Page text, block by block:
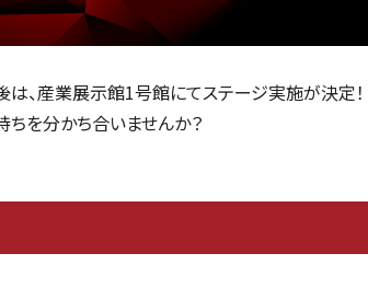
、産業展示館1号館にてステージ実施が決定！
ちを分かち合いませんか？